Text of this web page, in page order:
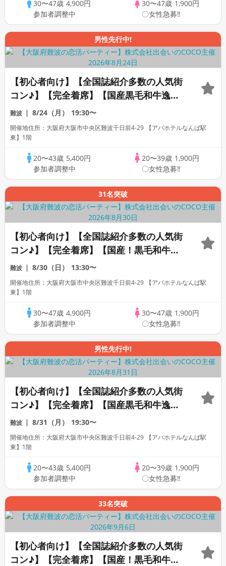
30〜47歳 4,900円
参加者調整中
30〜47歳 1,900円
〇女性急募‼
男性先行中!
【初心者向け】【全国誌紹介多数の人気街
コン♪】【完全着席】【国産黒毛和牛逸品
料理】【料理長自慢の日替わり逸品料理多
数！】【お一人様参加多数】【同世代で盛
り上がる♪】【LINE交換自由・席がえあ
難波 8/24（月） 19:30〜
開催地住所：大阪府大阪市中央区難波千日前4-29 【アパホテルなんば駅
東】1階
20〜43歳 5,400円
参加者調整中
20〜39歳 1,900円
〇女性急募‼
31名突破
【初心者向け】【全国誌紹介多数の人気街
コン♪】【完全着席】【国産！黒毛和牛肉
寿司☆】【料理長自慢の日替わり逸品料理
多数♪】【お一人様参加多数】【同世代で
楽しむ♪】【LINE交換自由・席がえあ
り！！】
難波 8/30（日） 13:30〜
開催地住所：大阪府大阪市中央区難波千日前4-29 【アパホテルなんば駅
東】1階
30〜47歳 4,900円
参加者調整中
30〜47歳 1,900円
〇女性急募‼
男性先行中!
【初心者向け】【全国誌紹介多数の人気街
コン♪】【完全着席】【国産黒毛和牛逸品
料理】【料理長自慢の日替わり逸品料理多
数！】【お一人様参加多数】【同世代で盛
り上がる♪】【LINE交換自由・席がえあ
難波 8/31（月） 19:30〜
開催地住所：大阪府大阪市中央区難波千日前4-29 【アパホテルなんば駅
東】1階
20〜43歳 5,400円
参加者調整中
20〜39歳 1,900円
〇女性急募‼
33名突破
【初心者向け】【全国誌紹介多数の人気街
コン♪】【完全着席】【国産！黒毛和牛肉